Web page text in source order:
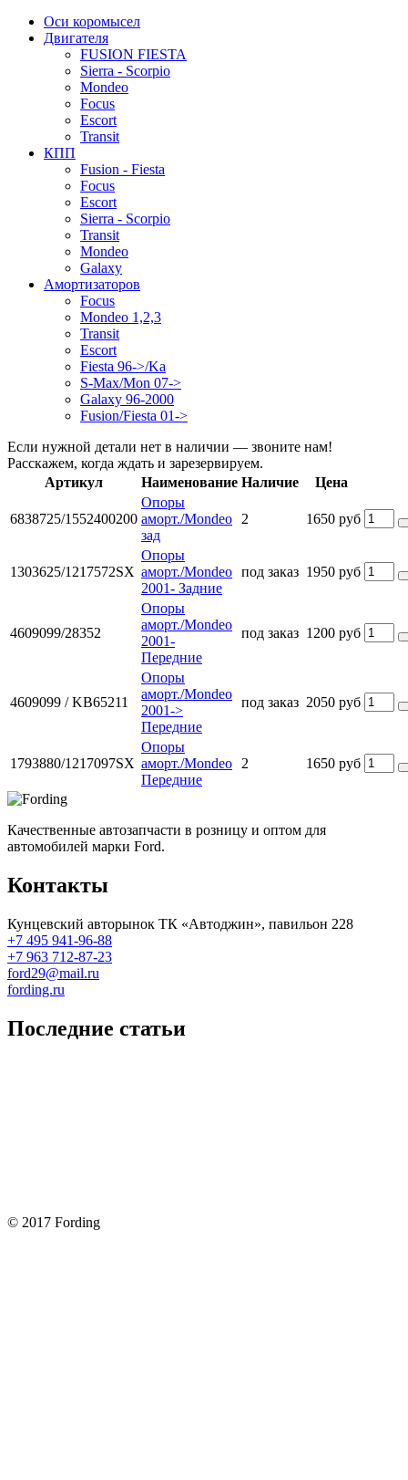
Оси коромысел
Двигателя
FUSION FIESTA
Sierra - Scorpio
Mondeo
Focus
Escort
Transit
КПП
Fusion - Fiesta
Focus
Escort
Sierra - Scorpio
Transit
Mondeo
Galaxy
Амортизаторов
Focus
Mondeo 1,2,3
Transit
Escort
Fiesta 96->/Ka
S-Max/Mon 07->
Galaxy 96-2000
Fusion/Fiesta 01->
Если нужной детали нет в наличии — звоните нам!
Расскажем, когда ждать и зарезервируем.
Артикул
Наименование Наличие Цена
6838725/1552400200
Опоры
аморт./Mondeo
зад
2 1650 руб
1303625/1217572SX
Опоры
аморт./Mondeo
2001- Задние
под заказ 1950 руб
4609099/28352
Опоры
аморт./Mondeo
2001-
Передние
под заказ 1200 руб
4609099 / KB65211
Опоры
аморт./Mondeo
2001->
Передние
под заказ 2050 руб
1793880/1217097SX
Опоры
аморт./Mondeo
Передние
2 1650 руб
Качественные автозапчасти в розницу и оптом для
автомобилей марки Ford.
Контакты
Кунцевский авторынок ТК «Автоджин», павильон 228
+7 495 941-96-88
+7 963 712-87-23
ford29@mail.ru
fording.ru
Последние статьи
© 2017 Fording